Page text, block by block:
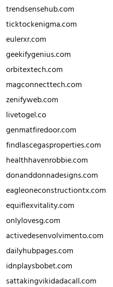
trendsensehub.com
ticktockenigma.com
eulerxr.com
geekifygenius.com
orbitextech.com
magconnecttech.com
zenifyweb.com
livetogel.co
genmatfiredoor.com
findlascegasproperties.com
healthhavenrobbie.com
donanddonnadesigns.com
eagleoneconstructiontx.com
equiflexvitality.com
onlylovesg.com
activedesenvolvimento.com
dailyhubpages.com
idnplaysbobet.com
sattakingvikidadacall.com